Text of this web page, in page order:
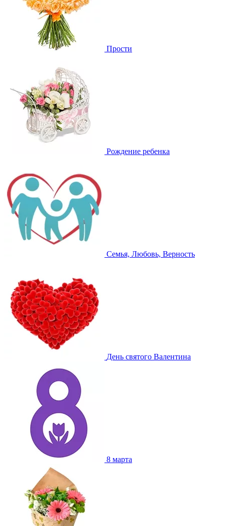
Прости
Рождение ребенка
Семья, Любовь, Верность
День святого Валентина
8 марта